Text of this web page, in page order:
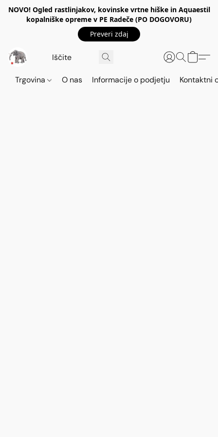
NOVO! Ogled rastlinjakov, kovinske vrtne hiške in Aquaestil
kopalniške opreme v PE Radeče (PO DOGOVORU)
Preveri zdaj
Trgovina O nas Informacije o podjetju Kontaktni